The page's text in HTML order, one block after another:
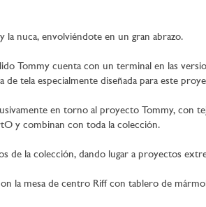
nuca, envolviéndote en un gran abrazo.
Tommy cuenta con un terminal en las
tela especialmente diseñada para este
en torno al proyecto Tommy, con
y combinan con toda la colección.
de la colección, dando lugar a proyectos
la mesa de centro Riff con tablero de